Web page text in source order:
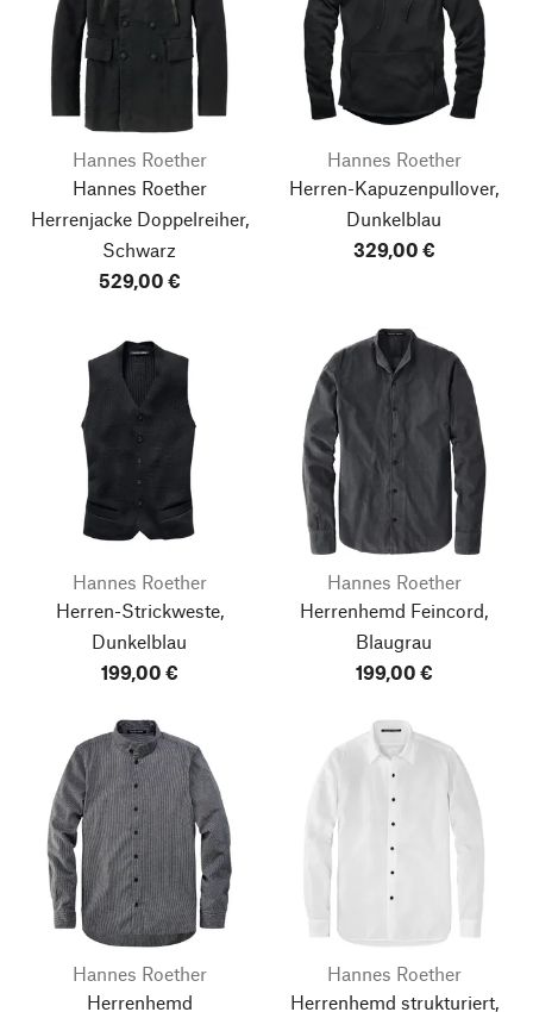
Hannes Roether
Hannes Roether
Herrenjacke Doppelreiher,
Schwarz
529,00 €
Hannes Roether
Herren-Kapuzenpullover,
Dunkelblau
329,00 €
Hannes Roether
Herren-Strickweste,
Dunkelblau
199,00 €
Hannes Roether
Herrenhemd Feincord,
Blaugrau
199,00 €
Hannes Roether
Herrenhemd
Hannes Roether
Herrenhemd strukturiert,